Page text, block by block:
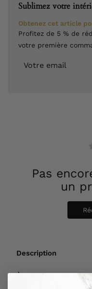
Sublimez votre
Obtenez cet article
Profitez de 5 % de
votre première
Votre
Pas
un
Description
À propos de The